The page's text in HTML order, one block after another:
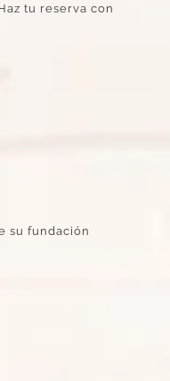
tu reserva con
su fundación